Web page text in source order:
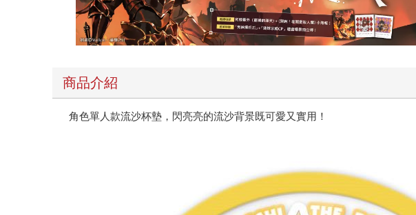
商品介紹
角色單人款流沙杯墊，閃亮亮的流沙背景既可愛又實用！